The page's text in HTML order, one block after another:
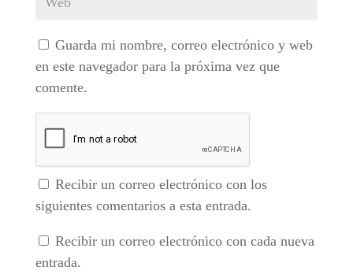
Guarda mi nombre, correo electrónico y web
en este navegador para la próxima vez que
comente.
Recibir un correo electrónico con los
siguientes comentarios a esta entrada.
Recibir un correo electrónico con cada nueva
entrada.